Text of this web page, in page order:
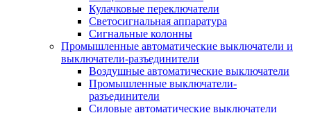
Кулачковые переключатели
Светосигнальная аппаратура
Сигнальные колонны
Промышленные автоматические выключатели и
выключатели-разъединители
Воздушные автоматические выключатели
Промышленные выключатели-
разъединители
Силовые автоматические выключатели